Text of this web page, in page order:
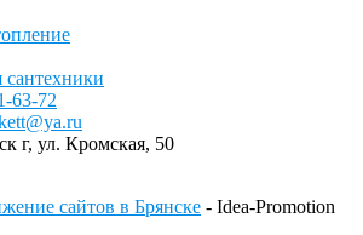
63-72
г, ул. Кромская, 50
сайтов в Брянске - Idea-Promotion